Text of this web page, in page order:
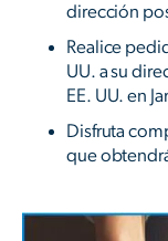
dirección
Realice
UU. a su
EE. UU. en
Disfruta
que